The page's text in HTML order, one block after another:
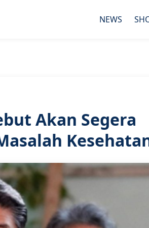
NEWS
Akan Segera